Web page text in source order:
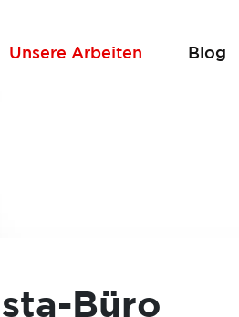
Unsere Arbeiten Blog
Büro